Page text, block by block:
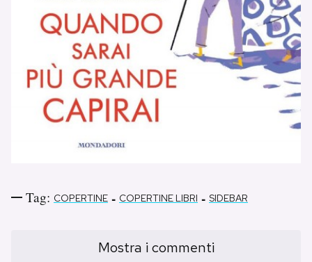
AREA PERSONALE
Area Personale
Newsletter
Notifiche mobile
Tag: COPERTINE - COPERTINE LIBRI - SIDEBAR
Mostra i commenti